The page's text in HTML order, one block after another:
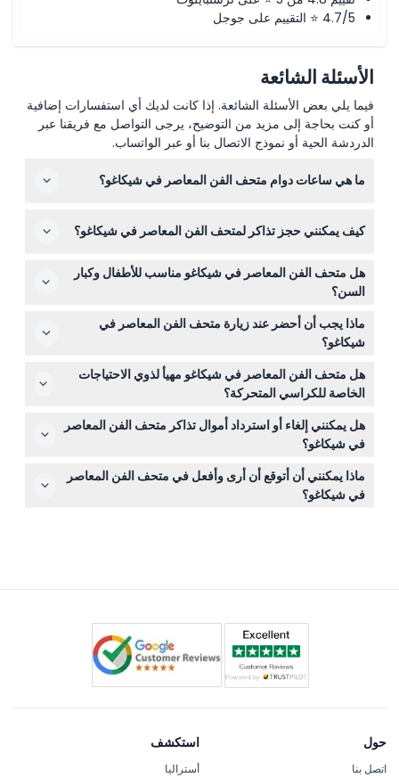
4.7/5 ⭐ التقييم على جوجل
الأسئلة الشائعة
فيما يلي بعض الأسئلة الشائعة. إذا كانت لديك أي استفسارات إضافية
أو كنت بحاجة إلى مزيد من التوضيح، يرجى التواصل مع فريقنا عبر
الدردشة الحية أو نموذج الاتصال بنا أو عبر الواتساب.
ما هي ساعات دوام متحف الفن المعاصر في شيكاغو؟
الساعة 10 صباحًا حتى 9 مساءً، ومن الأربعاء إلى الأحد من
والعطلات الكبرى مثل يوم رأس السنة، وعيد الشكر، ويوم عيد
الميلاد (قد تخضع للتغيير — يرجى التأكد وقت الحجز).
كيف يمكنني حجز تذاكر لمتحف الفن المعاصر في شيكاغو؟
يمكنك حجز تذاكرك بسهولة عبر الإنترنت هنا على هذا الموقع.
فقط اختر التاريخ والوقت المفضلين خلال عملية الحجز لتأمين
مكانك.
هل متحف الفن المعاصر في شيكاغو مناسب للأطفال وكبار
السن؟
سنة، ويمكن لكبار السن الحصول على تذاكر مخفضة مع بطاقة
هوية سارية. كما يقدم المتحف خصومات للطلاب والمعلمين
وبعض أفراد الخدمات العسكرية والطوارئ.
ماذا يجب أن أحضر عند زيارة متحف الفن المعاصر في
شيكاغو؟
أحضر تذكرتك (مطبوعة أو على هاتفك)، وبطاقة هوية صالحة إذا
أردت الاستفادة من أي خصومات، وأحذية مريحة للمشي داخل
القاعات. ولا تنس كاميرتك لالتقاط الصور للمعروضات الرائعة!
هل متحف الفن المعاصر في شيكاغو مهيأ لذوي الاحتياجات
الخاصة للكراسي المتحركة؟
نعم، متحف الفن المعاصر مجهز لاستقبال ذوي الكراسي
المتحركة. لتجنب استخدام السلالم، ادخل عبر مستوى الساحة
من خلال متجر متحف الفن المعاصر. كما تتوفر كراسي متحركة
مجانية حسب أسبقية الحضور.
هل يمكنني إلغاء أو استرداد أموال تذاكر متحف الفن المعاصر
في شيكاغو؟
التذاكر غير قابلة للاسترداد ولا يمكن إلغاؤها. تأكد من استخدام
تذكرتك في التاريخ والوقت الذي حجزته.
ماذا يمكنني أن أتوقع أن أرى وأفعل في متحف الفن المعاصر
في شيكاغو؟
حول
اتصل بنا
استكشف
أستراليا